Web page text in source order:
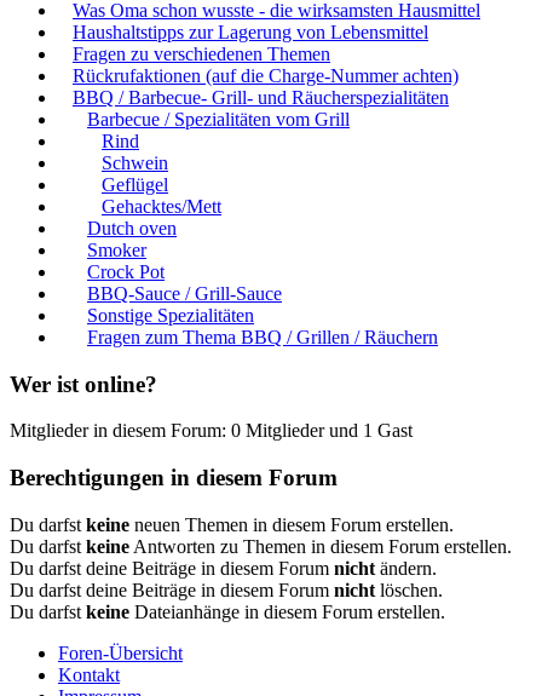
Was Oma schon wusste - die wirksamsten Hausmittel
Haushaltstipps zur Lagerung von Lebensmittel
Fragen zu verschiedenen Themen
Rückrufaktionen (auf die Charge-Nummer achten)
BBQ / Barbecue- Grill- und Räucherspezialitäten
Barbecue / Spezialitäten vom Grill
Rind
Schwein
Geflügel
Gehacktes/Mett
Dutch oven
Smoker
Crock Pot
BBQ-Sauce / Grill-Sauce
Sonstige Spezialitäten
Fragen zum Thema BBQ / Grillen / Räuchern
Wer ist online?
Mitglieder in diesem Forum: 0 Mitglieder und 1 Gast
Berechtigungen in diesem Forum
Du darfst keine neuen Themen in diesem Forum erstellen.
Du darfst keine Antworten zu Themen in diesem Forum erstellen.
Du darfst deine Beiträge in diesem Forum nicht ändern.
Du darfst deine Beiträge in diesem Forum nicht löschen.
Du darfst keine Dateianhänge in diesem Forum erstellen.
Foren-Übersicht
Kontakt